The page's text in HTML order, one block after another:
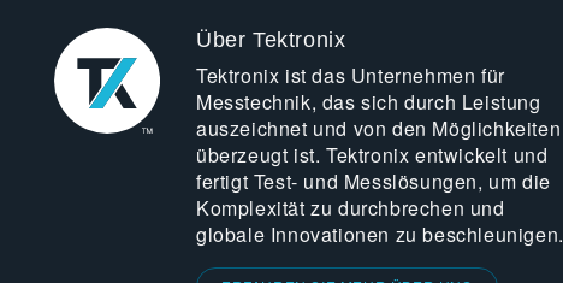
Über Tektronix
Tektronix ist das Unternehmen für
Messtechnik, das sich durch Leistung
auszeichnet und von den Möglichkeiten
überzeugt ist. Tektronix entwickelt und
fertigt Test- und Messlösungen, um die
Komplexität zu durchbrechen und
globale Innovationen zu beschleunigen.